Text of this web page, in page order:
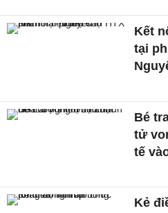
Kết
tại
Bé
tử
tế
Kẻ